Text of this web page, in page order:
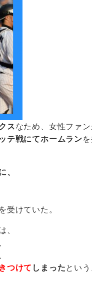
スなため、女性ファ
テ戦にてホームラン
、
受けていた。
、
つけて しまったとい